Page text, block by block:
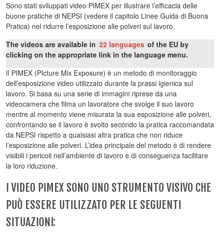
Sono stati sviluppati video PIMEX per illustrare l’efficacia delle
buone pratiche di NEPSI (vedere il capitolo Linee Guida di Buona
Pratica) nel ridurre l’esposizione alle polveri sul lavoro.
The videos are available in 22 languages of the EU by
clicking on the appropriate link in the language menu.
Il PIMEX (PIcture Mix Exposure) è un metodo di monitoraggio
dell’esposizione video utilizzato durante la prassi igienica sul
lavoro. Si basa su una serie di immagini riprese da una
videocamera che filma un lavoratore che svolge il suo lavoro
mentre al momento viene misurata la sua esposizione alle polveri,
confrontando se il lavoro è svolto secondo la pratica raccomandata
da NEPSI rispetto a qualsiasi altra pratica che non riduce
l’esposizione alle polveri. L’idea principale del metodo è di rendere
visibili i pericoli nell’ambiente di lavoro e di conseguenza facilitare
la loro riduzione.
I VIDEO PIMEX SONO UNO STRUMENTO VISIVO CHE
PUÒ ESSERE UTILIZZATO PER LE SEGUENTI
SITUAZIONI: